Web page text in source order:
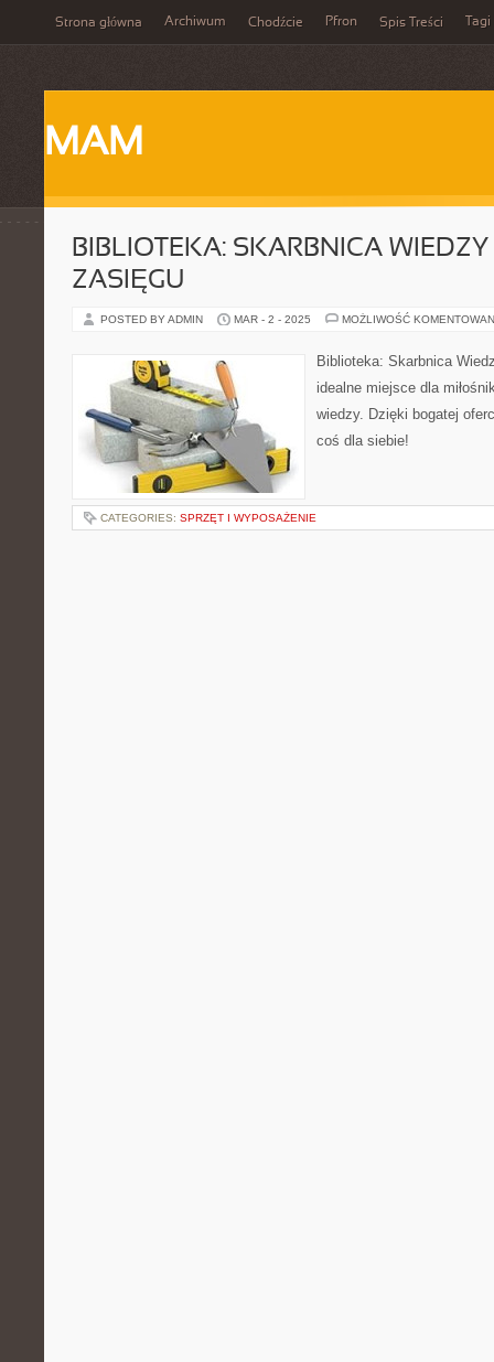
Strona główna Archiwum Chodźcie Pfron Spis Treści Tagi
MAM
BIBLIOTEKA: SKARBNICA
ZASIĘGU
POSTED BY ADMIN MAR - 2 - 2025 MOŻLIWOŚĆ
Biblioteka: Skarbnica
idealne miejsce dla
wiedzy. Dzięki bogatej
coś dla siebie!
CATEGORIES: SPRZĘT I WYPOSAŻENIE